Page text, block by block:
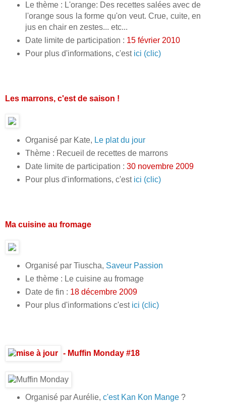
Le thème : L'orange: Des recettes salées avec de
l'orange sous la forme qu'on veut. Crue, cuite, en
jus en chair en zestes... etc...
Date limite de participation : 15 février 2010
Pour plus d'informations, c'est ici (clic)
Les marrons, c'est de saison !
Organisé par Kate, Le plat du jour
Thème : Recueil de recettes de marrons
Date limite de participation : 30 novembre 2009
Pour plus d'informations, c'est ici (clic)
Ma cuisine au fromage
Organisé par Tiuscha, Saveur Passion
Le thème : Le cuisine au fromage
Date de fin : 18 décembre 2009
Pour plus d'informations c'est ici (clic)
- Muffin Monday #18
Organisé par Aurélie, c'est Kan Kon Mange ?